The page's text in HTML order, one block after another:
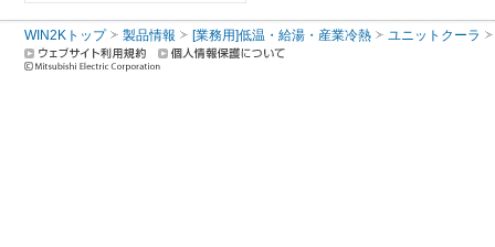
WIN2Kトップ 製品情報 [業務用]低温・給湯・産業冷熱 ユニットクーラ